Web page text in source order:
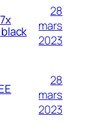
28
mars
2023
28
mars
2023